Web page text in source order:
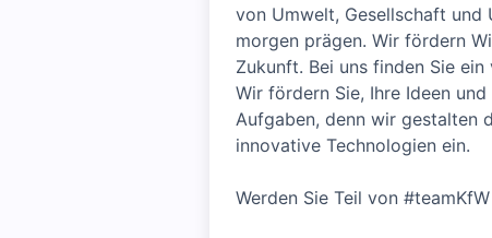
von Umwelt, Gesellschaft und
morgen prägen. Wir fördern
Zukunft. Bei uns finden Sie
Wir fördern Sie, Ihre Ideen
Aufgaben, denn wir gestalten
innovative Technologien ein.
Werden Sie Teil von